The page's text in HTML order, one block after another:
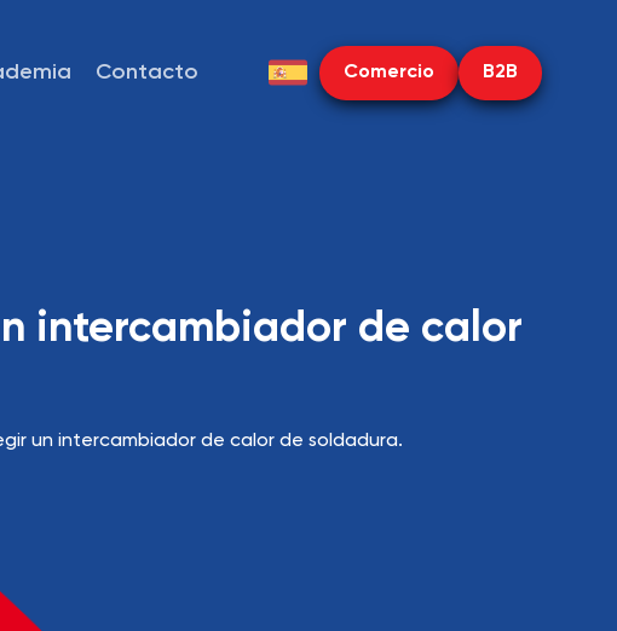
Contacto Comercio B2B
intercambiador de calor
un intercambiador de calor de soldadura.